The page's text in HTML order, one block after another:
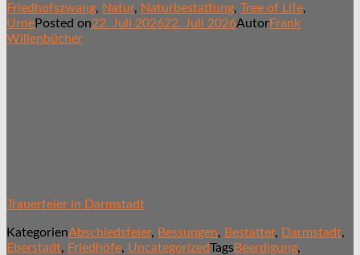
Friedhofszwang, Natur, Naturbestattung, Tree of Life,
UrnePosted on22. Juli 202622. Juli 2026AutorFrank
Willenbücher
Trauerfeier in Darmstadt
KategorienAbschiedsfeier, Bessungen, Bestatter, Darmstadt,
Eberstadt, Friedhöfe, UncategorizedTagsBeerdigung,